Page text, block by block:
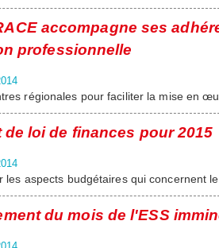
accompagne ses
professionnelle
régionales pour faciliter la mise en
de loi de finances pour 2015
les aspects budgétaires qui concernent
du mois de l'ESS